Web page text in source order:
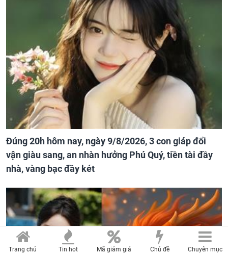
Đúng 20h hôm nay, ngày 9/8/2026, 3 con giáp đổi
vận giàu sang, an nhàn hưởng Phú Quý, tiền tài đầy
nhà, vàng bạc đầy két
Trang chủ Tin hot Mã giảm giá Chủ đề Chuyên mục